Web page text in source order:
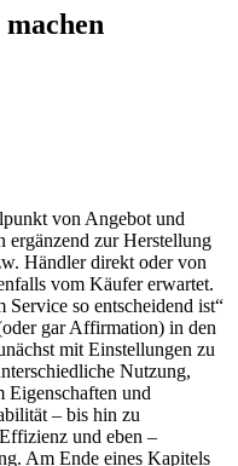
von Angebot und
ergänzend zur Herstellung
Händler direkt oder von
vom Käufer erwartet.
Service so entscheidend ist“
gar Affirmation) in den
mit Einstellungen zu
Nutzung,
Eigenschaften und
– bis hin zu
und eben –
Am Ende eines Kapitels